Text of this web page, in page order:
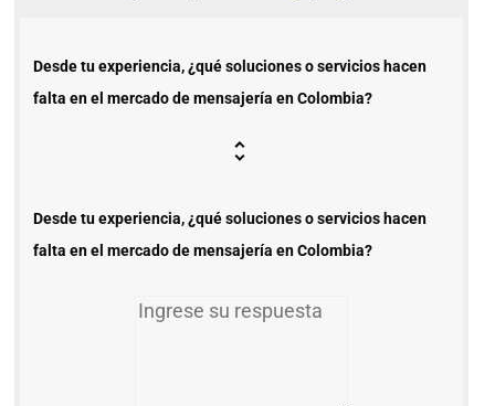
Desde tu experiencia, ¿qué soluciones o servicios hacen
falta en el mercado de mensajería en Colombia?
Desde tu experiencia, ¿qué soluciones o servicios hacen
falta en el mercado de mensajería en Colombia?